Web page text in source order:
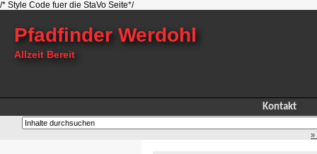
/* Style Code fuer die StaVo Seite*/
Pfadfinder Werdohl
Allzeit Bereit
Kontakt
»